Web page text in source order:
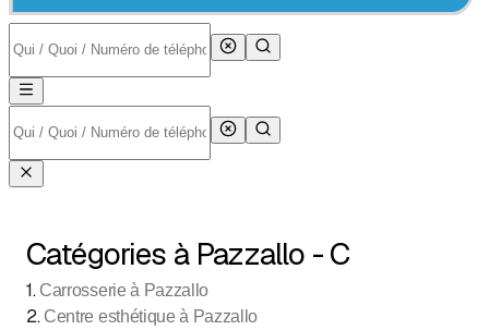
Catégories à Pazzallo - C
1. Carrosserie à Pazzallo
2. Centre esthétique à Pazzallo